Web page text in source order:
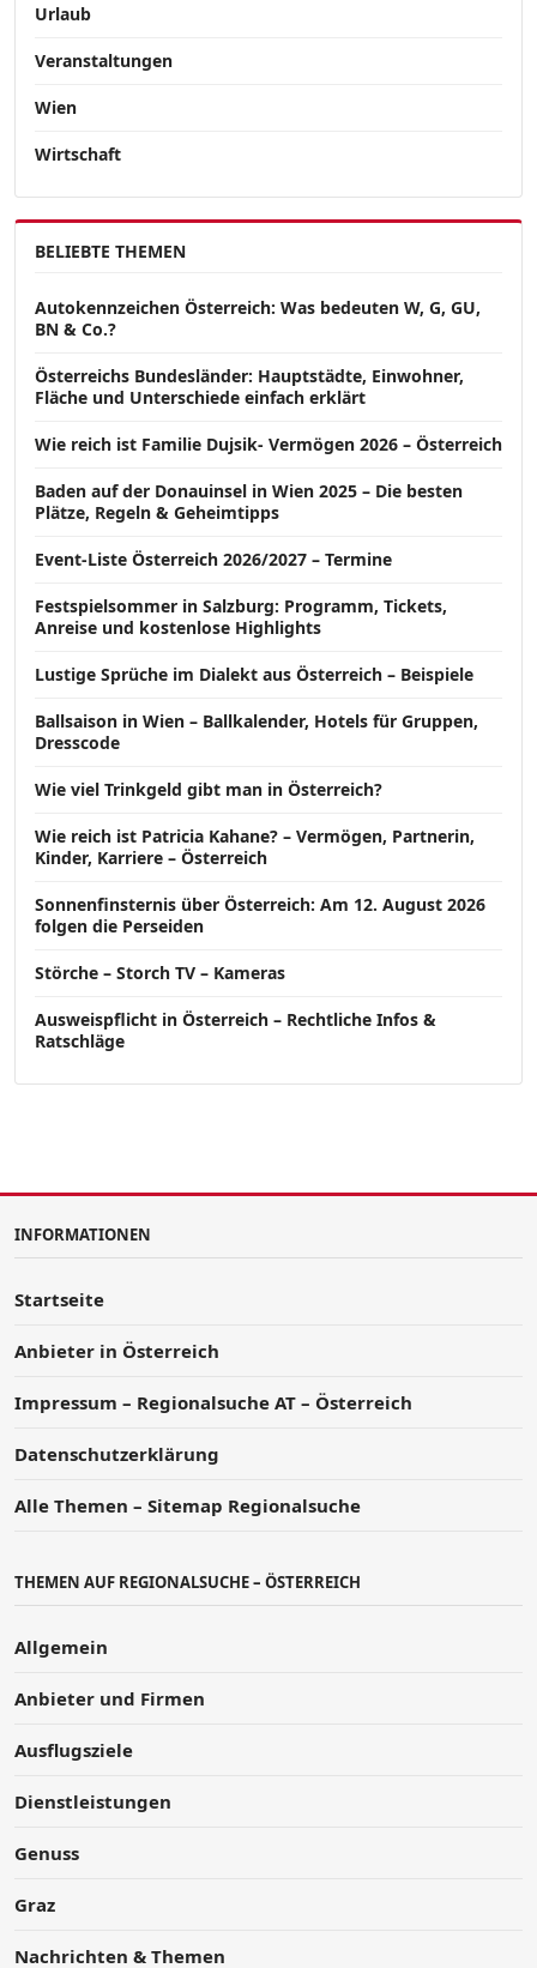
Urlaub
Veranstaltungen
Wien
Wirtschaft
BELIEBTE THEMEN
Autokennzeichen Österreich: Was bedeuten W, G, GU,
BN & Co.?
Österreichs Bundesländer: Hauptstädte, Einwohner,
Fläche und Unterschiede einfach erklärt
Wie reich ist Familie Dujsik- Vermögen 2026 – Österreich
Baden auf der Donauinsel in Wien 2025 – Die besten
Plätze, Regeln & Geheimtipps
Event-Liste Österreich 2026/2027 – Termine
Festspielsommer in Salzburg: Programm, Tickets,
Anreise und kostenlose Highlights
Lustige Sprüche im Dialekt aus Österreich – Beispiele
Ballsaison in Wien – Ballkalender, Hotels für Gruppen,
Dresscode
Wie viel Trinkgeld gibt man in Österreich?
Wie reich ist Patricia Kahane? – Vermögen, Partnerin,
Kinder, Karriere – Österreich
Sonnenfinsternis über Österreich: Am 12. August 2026
folgen die Perseiden
Störche – Storch TV – Kameras
Ausweispflicht in Österreich – Rechtliche Infos &
Ratschläge
INFORMATIONEN
Startseite
Anbieter in Österreich
Impressum – Regionalsuche AT – Österreich
Datenschutzerklärung
Alle Themen – Sitemap Regionalsuche
THEMEN AUF REGIONALSUCHE – ÖSTERREICH
Allgemein
Anbieter und Firmen
Ausflugsziele
Dienstleistungen
Genuss
Graz
Nachrichten & Themen